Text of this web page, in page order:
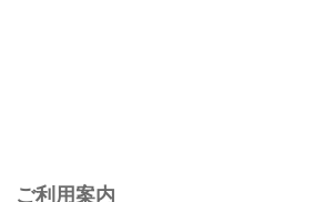
ご利用案内